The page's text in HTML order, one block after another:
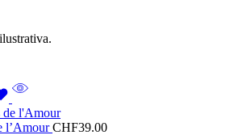
l’AmourCHF39.00